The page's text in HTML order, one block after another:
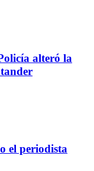
alteró la
el periodista